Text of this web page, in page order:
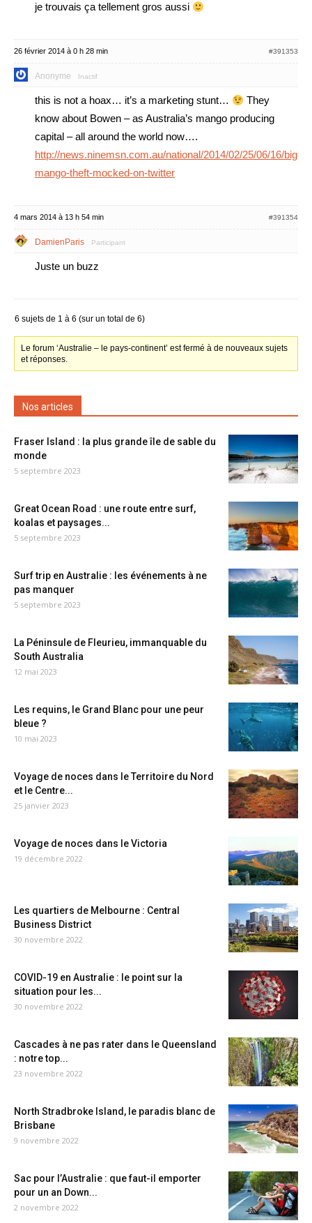
je trouvais ça tellement gros aussi
26 février 2014 à 0 h 28 min #391353
Anonyme Inactif
this is not a hoax… it’s a marketing stunt…
They
know about Bowen – as Australia’s mango producing
capital – all around the world now….
http://news.ninemsn.com.au/national/2014/02/25/06/16/big-
mango-theft-mocked-on-twitter
4 mars 2014 à 13 h 54 min #391354
DamienParis Participant
Juste un buzz
6 sujets de 1 à 6 (sur un total de 6)
Le forum ‘Australie – le pays-continent’ est fermé à de nouveaux sujets
et réponses.
Nos articles
Fraser Island : la plus grande île de sable du
monde
5 septembre 2023
Great Ocean Road : une route entre surf,
koalas et paysages...
5 septembre 2023
Surf trip en Australie : les événements à ne
pas manquer
5 septembre 2023
La Péninsule de Fleurieu, immanquable du
South Australia
12 mai 2023
Les requins, le Grand Blanc pour une peur
bleue ?
10 mai 2023
Voyage de noces dans le Territoire du Nord
et le Centre...
25 janvier 2023
Voyage de noces dans le Victoria
19 décembre 2022
Les quartiers de Melbourne : Central
Business District
30 novembre 2022
COVID-19 en Australie : le point sur la
situation pour les...
30 novembre 2022
Cascades à ne pas rater dans le Queensland
: notre top...
23 novembre 2022
North Stradbroke Island, le paradis blanc de
Brisbane
9 novembre 2022
Sac pour l’Australie : que faut-il emporter
pour un an Down...
2 novembre 2022